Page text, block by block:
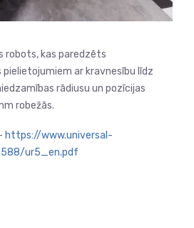
robots, kas paredzēts
ar kravnesību līdz
rādiusu un pozīcijas
robežās.
https://www.universal-
ur5_en.pdf